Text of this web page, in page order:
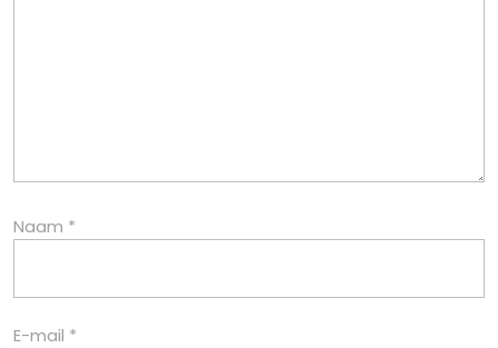
Naam *
E-mail *